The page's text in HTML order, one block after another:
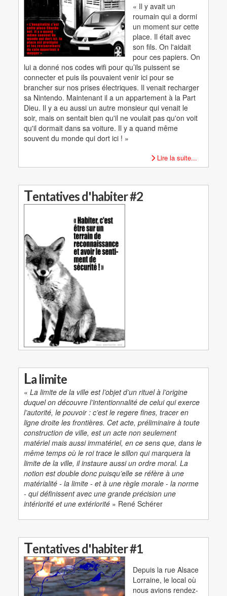
« Il y avait un
roumain qui a dormi
un moment sur cette
place. Il était avec
son fils. On l'aidait
pour ces papiers. On
lui a donné nos codes wifi pour qu’ils puissent se
connecter et puis ils pouvaient venir ici pour se
brancher sur nos prises électriques. Il venait recharger
sa Nintendo. Maintenant il a un appartement à la Part
Dieu. Il y a eu aussi un autre monsieur qui venait le
soir, mais on sentait bien qu'il ne voulait pas qu'on voit
qu'il dormait dans sa voiture. Il y a quand même
souvent du monde qui dort ici ! »
Lire la suite...
Tentatives d'habiter #2
La limite
«La limite de la ville est l’objet d’un rituel à l’origine
duquel on découvre l’intentionnalité de celui qui exerce
l’autorité, le pouvoir : c’est le regere fines, tracer en
ligne droite les frontières. Cet acte, préliminaire à toute
construction de ville, est un acte non seulement
matériel mais aussi immatériel, en ce sens que, dans le
même temps où le roi trace le sillon qui marquera la
limite de la ville, il instaure aussi un ordre moral. La
notion est double donc puisqu’elle se réfère à une
matérialité - la limite - et à une règle morale - la norme
- qui définissent avec une grande précision une
intériorité et une extériorité » René Schérer
Tentatives d'habiter #1
Depuis la rue Alsace
Lorraine, le local où
nous avions rendez-